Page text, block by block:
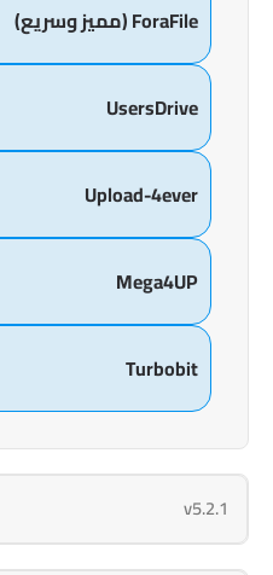
ForaFile (مميز وسريع)
UsersDrive
Upload-4ever
Mega4UP
Turbobit
v5.2.1